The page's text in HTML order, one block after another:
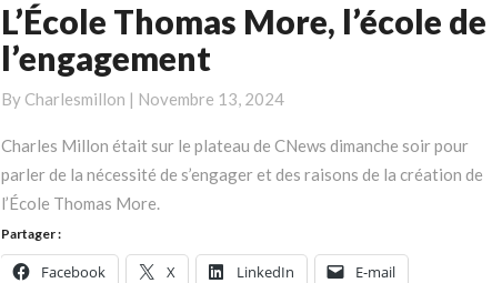
L’École
Thomas
More,
l’école
l’engagement
L’École Thomas More, l’école de
l’engagement
By Charlesmillon | Novembre 13, 2024
Charles Millon était sur le plateau de CNews dimanche soir pour
parler de la nécessité de s’engager et des raisons de la création de
l’École Thomas More.
Partager :
Facebook X LinkedIn E-mail